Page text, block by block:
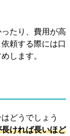
たり、費用が高
頼する際には口
します。
どうでしょう
ければ長いほど